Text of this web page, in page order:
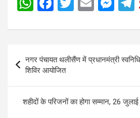
at
A
p
p
ce
o
o
k
tt
er
ail se
n
g
er
a
navigation
नगर पंचायत थलीसैंण में प्रधानमंत्री
शिविर आयोजित
शहीदों के परिजनों का होगा सम्मान, 26 जुलाई